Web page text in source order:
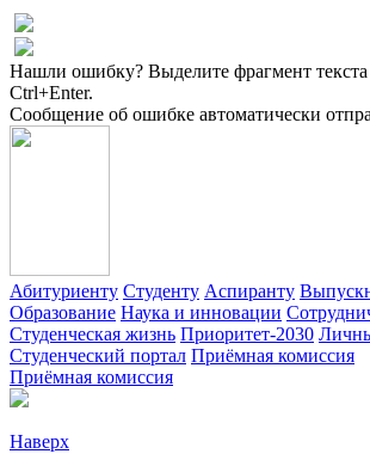
Нашли ошибку? Выделите фрагмент
Ctrl+Enter.
Сообщение об ошибке автоматически
Абитуриенту Студенту Аспиранту
Образование Наука и инновации
Студенческая жизнь Приоритет-2030
Студенческий портал Приёмная комиссия
Приёмная комиссия
Наверх